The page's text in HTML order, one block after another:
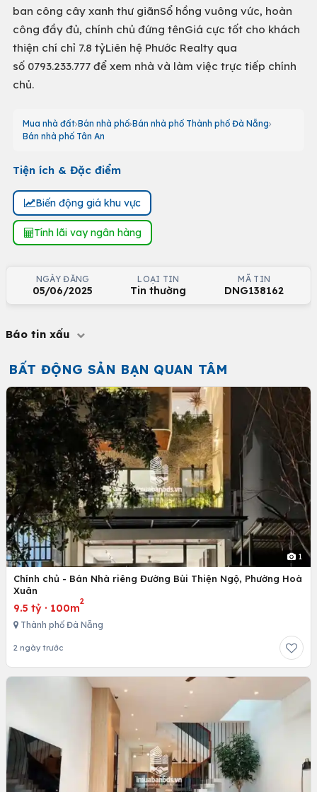
ban công cây xanh thư giãnSổ hồng vuông vức, hoàn
công đầy đủ, chính chủ đứng tênGiá cực tốt cho khách
thiện chí chỉ 7.8 tỷLiên hệ Phước Realty qua
số 0793.233.777 để xem nhà và làm việc trực tiếp chính
chủ.
Mua nhà đất Bán nhà phố Bán nhà phố Thành phố Đà Nẵng
Bán nhà phố Tân An
Tiện ích & Đặc điểm
Biến động giá khu vực
Tính lãi vay ngân hàng
NGÀY ĐĂNG
05/06/2025
LOẠI TIN
Tin thường
MÃ TIN
DNG138162
Báo tin xấu
BẤT ĐỘNG SẢN BẠN QUAN TÂM
1
Chính chủ - Bán Nhà riêng Đường Bùi Thiện Ngộ, Phường Hoà
Xuân
9.5 tỷ · 100m
2
Thành phố Đà Nẵng
2 ngày trước